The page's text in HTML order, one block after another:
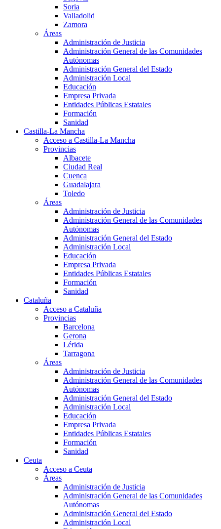
Soria
Valladolid
Zamora
Áreas
Administración de Justicia
Administración General de las Comunidades
Autónomas
Administración General del Estado
Administración Local
Educación
Empresa Privada
Entidades Públicas Estatales
Formación
Sanidad
Castilla-La Mancha
Acceso a Castilla-La Mancha
Provincias
Albacete
Ciudad Real
Cuenca
Guadalajara
Toledo
Áreas
Administración de Justicia
Administración General de las Comunidades
Autónomas
Administración General del Estado
Administración Local
Educación
Empresa Privada
Entidades Públicas Estatales
Formación
Sanidad
Cataluña
Acceso a Cataluña
Provincias
Barcelona
Gerona
Lérida
Tarragona
Áreas
Administración de Justicia
Administración General de las Comunidades
Autónomas
Administración General del Estado
Administración Local
Educación
Empresa Privada
Entidades Públicas Estatales
Formación
Sanidad
Ceuta
Acceso a Ceuta
Áreas
Administración de Justicia
Administración General de las Comunidades
Autónomas
Administración General del Estado
Administración Local